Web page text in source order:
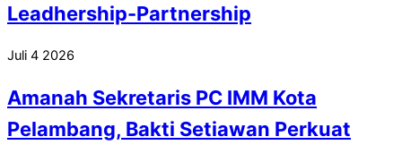
Leadhership-Partnership
Juli 4 2026
Amanah Sekretaris PC IMM Kota
Pelambang, Bakti Setiawan Perkuat